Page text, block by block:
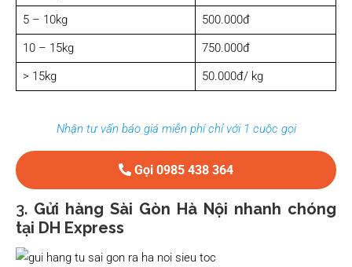
5 – 10kg
500.000đ
10 – 15kg
750.000đ
> 15kg
50.000đ/ kg
Nhận tư vấn báo giá miễn phí chỉ với 1 cuộc gọi
Gọi 0985 438 364
3. Gửi hàng Sài Gòn Hà Nội nhanh chóng
tại DH Express